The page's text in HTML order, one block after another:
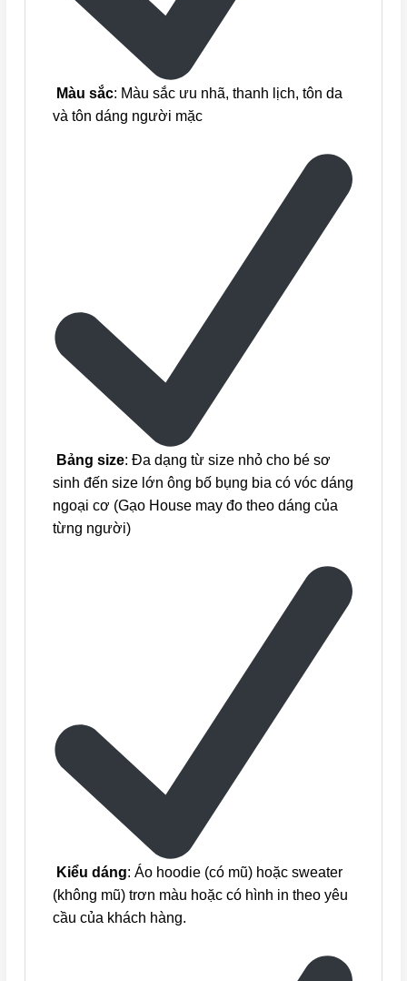
Màu sắc: Màu sắc ưu nhã, thanh lịch, tôn da
và tôn dáng người mặc
Bảng size: Đa dạng từ size nhỏ cho bé sơ
sinh đến size lớn ông bố bụng bia có vóc dáng
ngoại cơ (Gạo House may đo theo dáng của
từng người)
Kiểu dáng: Áo hoodie (có mũ) hoặc sweater
(không mũ) trơn màu hoặc có hình in theo yêu
cầu của khách hàng.